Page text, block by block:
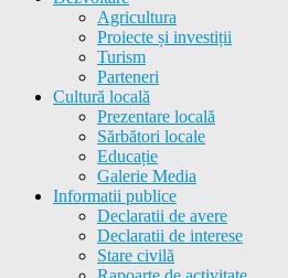
Agricultura
Proiecte și investiții
Turism
Parteneri
Cultură locală
Prezentare locală
Sărbători locale
Educație
Galerie Media
Informatii publice
Declaratii de avere
Declaratii de interese
Stare civilă